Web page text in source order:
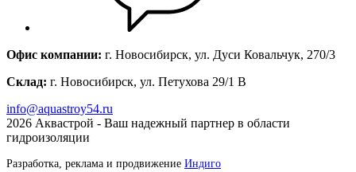
Офис компании: г. Новосибирск, ул. Дуси Ковальчук, 270/3
Склад: г. Новосибирск, ул. Петухова 29/1 В
info@aquastroy54.ru
2026 Аквастрой - Ваш надежный партнер в области
гидроизоляции
Разработка, реклама и продвижение Индиго